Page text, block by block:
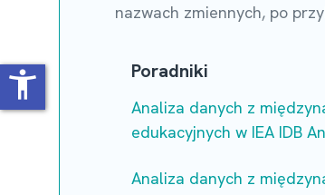
nazwach zmiennych, po
Poradniki
Analiza danych z
edukacyjnych w IEA IDB
Analiza danych z
accessibility_new